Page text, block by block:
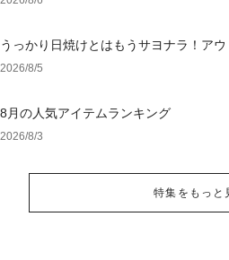
うっかり日焼けとはもうサヨナラ！ア
ェア
2026/8/5
8月の人気アイテムランキング
2026/8/3
特集をもっと